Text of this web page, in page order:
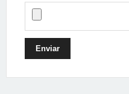
Enviar